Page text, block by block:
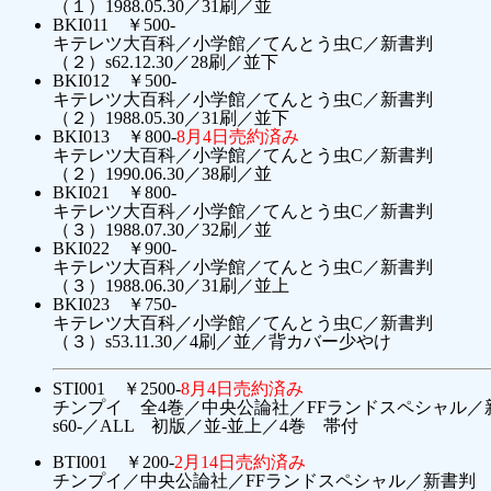
（１）1988.05.30／31刷／並
BKI011 ￥500-
キテレツ大百科／小学館／てんとう虫C／新書判
（２）s62.12.30／28刷／並下
BKI012 ￥500-
キテレツ大百科／小学館／てんとう虫C／新書判
（２）1988.05.30／31刷／並下
BKI013 ￥800-8月4日売約済み
キテレツ大百科／小学館／てんとう虫C／新書判
（２）1990.06.30／38刷／並
BKI021 ￥800-
キテレツ大百科／小学館／てんとう虫C／新書判
（３）1988.07.30／32刷／並
BKI022 ￥900-
キテレツ大百科／小学館／てんとう虫C／新書判
（３）1988.06.30／31刷／並上
BKI023 ￥750-
キテレツ大百科／小学館／てんとう虫C／新書判
（３）s53.11.30／4刷／並／背カバー少やけ
STI001 ￥2500-8月4日売約済み
チンプイ 全4巻／中央公論社／FFランドスペシャル／
s60-／ALL 初版／並-並上／4巻 帯付
BTI001 ￥200-2月14日売約済み
チンプイ／中央公論社／FFランドスペシャル／新書判